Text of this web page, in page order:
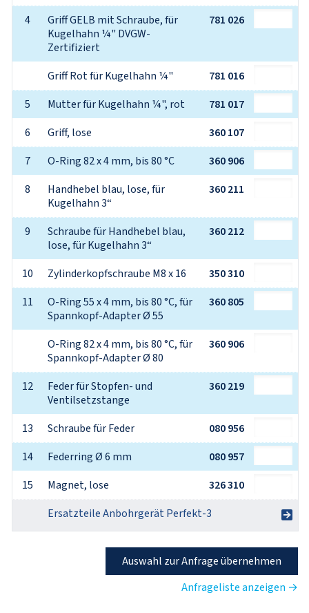
4
Griff GELB mit Schraube, für
Kugelhahn ¼" DVGW-
Zertifiziert
781 026
Griff Rot für Kugelhahn ¼"
781 016
5
Mutter für Kugelhahn ¼", rot
781 017
6
Griff, lose
360 107
7
O-Ring 82 x 4 mm, bis 80 °C
360 906
8
Handhebel blau, lose, für
Kugelhahn 3“
360 211
9
Schraube für Handhebel blau,
lose, für Kugelhahn 3“
360 212
10 Zylinderkopfschraube M8 x 16
350 310
11
O-Ring 55 x 4 mm, bis 80 °C, für
Spannkopf-Adapter Ø 55
360 805
O-Ring 82 x 4 mm, bis 80 °C, für
Spannkopf-Adapter Ø 80
360 906
12
Feder für Stopfen- und
Ventilsetzstange
360 219
13 Schraube für Feder
080 956
14
Federring Ø 6 mm
080 957
15
Magnet, lose
326 310
Ersatzteile Anbohrgerät Perfekt-3
Auswahl zur Anfrage übernehmen
Anfrageliste anzeigen →